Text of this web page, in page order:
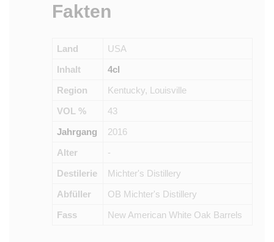
Fakten
Land
USA
Inhalt
4cl
Region
Kentucky, Louisville
VOL %
43
Jahrgang
2016
Alter
-
Destilerie
Michter's Distillery
Abfüller
OB Michter's Distillery
Fass
New American White Oak Barrels